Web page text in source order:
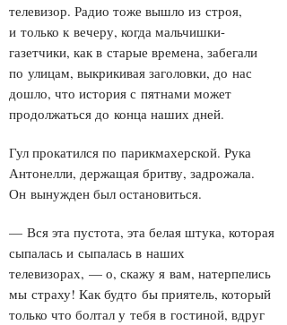
телевизор. Радио тоже вышло из строя,
и только к вечеру, когда мальчишки-
газетчики, как в старые времена, забегали
по улицам, выкрикивая заголовки, до нас
дошло, что история с пятнами может
продолжаться до конца наших дней.
Гул прокатился по парикмахерской. Рука
Антонелли, держащая бритву, задрожала.
Он вынужден был остановиться.
— Вся эта пустота, эта белая штука, которая
сыпалась и сыпалась в наших
телевизорах, — о, скажу я вам, натерпелись
мы страху! Как будто бы приятель, который
только что болтал у тебя в гостиной, вдруг